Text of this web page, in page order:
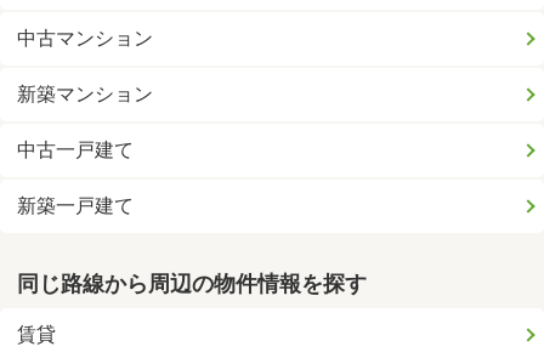
中古マンション
新築マンション
中古一戸建て
新築一戸建て
同じ路線から周辺の物件情報を探す
賃貸